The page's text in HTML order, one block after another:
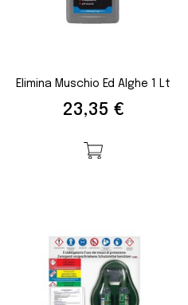
Elimina Muschio Ed Alghe 1 Lt
Prezzo
23,35 €